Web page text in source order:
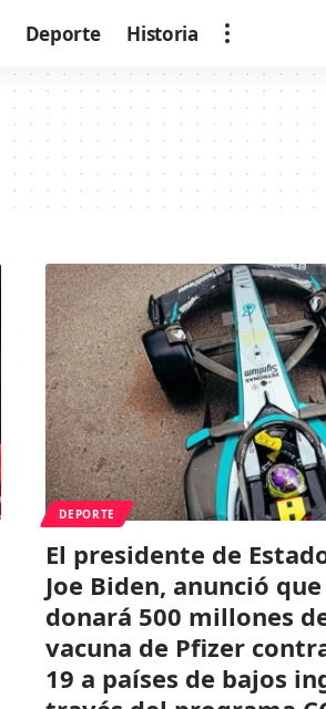
Deporte Historia
DEPORTE
El presidente de
Joe Biden, anunció
donará 500 millones
vacuna de Pfizer
19 a países de bajos